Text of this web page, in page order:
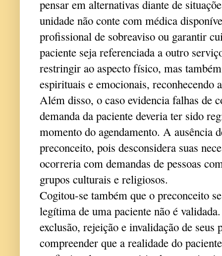
pensar em alternativas diante de
unidade não conte com médica
profissional de sobreaviso ou garantir
paciente seja referenciada a outro
restringir ao aspecto físico, mas
espirituais e emocionais, reconhecendo
Além disso, o caso evidencia falhas de
demanda da paciente deveria ter sido
momento do agendamento. A ausência
preconceito, pois desconsidera suas
ocorreria com demandas de pessoas
grupos culturais e religiosos.
Cogitou-se também que o preconceito
legítima de uma paciente não é
exclusão, rejeição e invalidação de
compreender que a realidade do